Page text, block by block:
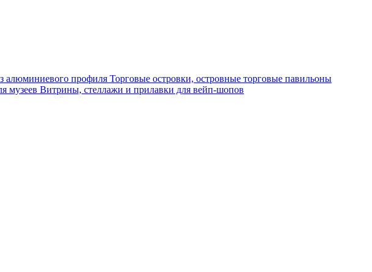
алюминиевого профиля Торговые островки, островные торговые павильоны
музеев Витрины, стеллажи и прилавки для вейп-шопов